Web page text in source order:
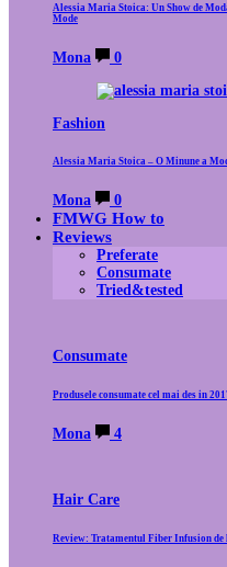
Alessia Maria Stoica: Un Show de
Mode
Mona 0
Fashion
Alessia Maria Stoica – O Minune a
Mona 0
FMWG How to
Reviews
Preferate
Consumate
Tried&tested
Consumate
Produsele consumate cel mai des in
Mona 4
Hair Care
Review: Tratamentul Fiber Infusion de